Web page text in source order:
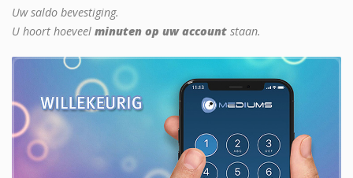
Uw saldo bevestiging.
U hoort hoeveel minuten op uw account staan.